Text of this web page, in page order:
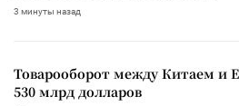
3 минуты назад
Товарооборот между Китаем и
530 млрд долларов